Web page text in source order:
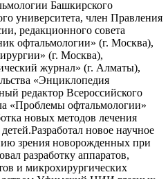
Башкирского
университета, член Правления
редакционного совета
офтальмологии» (г. Москва),
(г. Москва),
журнал» (г. Алматы),
«Энциклопедия
редактор Всероссийского
«Проблемы офтальмологии»
новых методов лечения
новое научное
зрения новорожденных при
разработку аппаратов,
и микрохирургических